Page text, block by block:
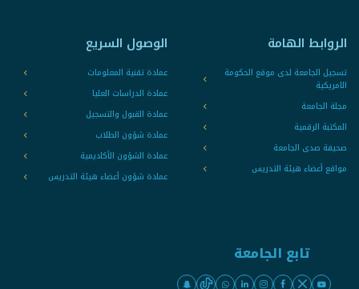
الروابط الهامة
تسجيل الجامعة لدى موقع الحكومة
الامريكية
مجلة الجامعة
المكتبة الرقمية
صحيفة صدى الجامعة
مواقع أعضاء هيئة التدريس
الوصول السريع
عمادة تقنية المعلومات
عمادة الدراسات العليا
عمادة القبول والتسجيل
عمادة شؤون الطلاب
عمادة الشؤون الأكاديمية
عمادة شؤون أعضاء هيئة التدريس
تابع الجامعة